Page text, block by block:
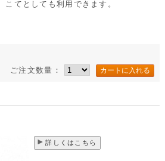
てとしても利用できます。
ご注文数量：
詳しくはこちら